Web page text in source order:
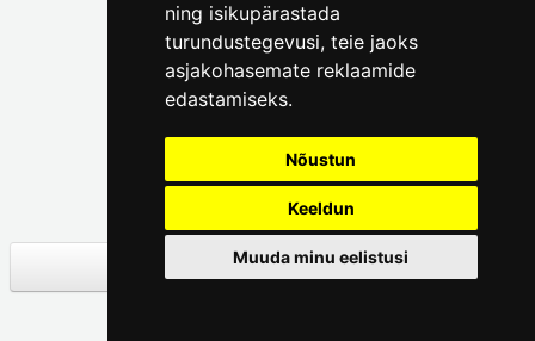
ning isikupärastada
turundustegevusi, teie jaoks
asjakohasemate reklaamide
edastamiseks.
Nõustun
Keeldun
Muuda minu eelistusi
KALAMAJA
MUUSEUM
Kotzebue 16
(+372)54470131